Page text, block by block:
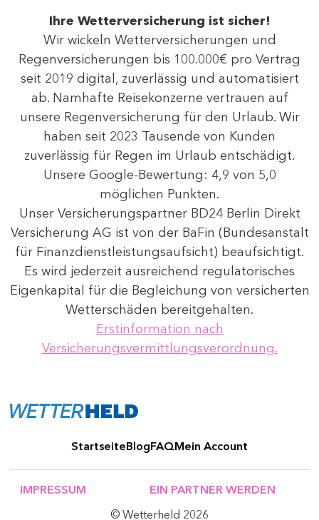
Ihre Wetterversicherung ist sicher!
Wir wickeln Wetterversicherungen und
Regenversicherungen bis 100.000€ pro Vertrag
seit 2019 digital, zuverlässig und automatisiert
ab. Namhafte Reisekonzerne vertrauen auf
unsere Regenversicherung für den Urlaub. Wir
haben seit 2023 Tausende von Kunden
zuverlässig für Regen im Urlaub entschädigt.
Unsere Google-Bewertung: 4,9 von 5,0
möglichen Punkten.
Unser Versicherungspartner BD24 Berlin Direkt
Versicherung AG ist von der BaFin (Bundesanstalt
für Finanzdienstleistungsaufsicht) beaufsichtigt.
Es wird jederzeit ausreichend regulatorisches
Eigenkapital für die Begleichung von versicherten
Wetterschäden bereitgehalten.
Erstinformation nach
Versicherungsvermittlungsverordnung.
StartseiteBlogFAQMein Account
© Wetterheld 2026
IMPRESSUM EIN PARTNER WERDEN